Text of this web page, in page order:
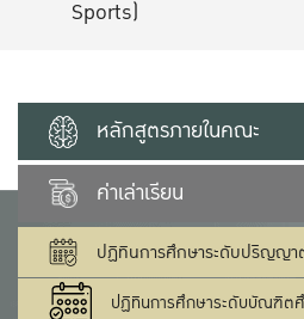
Sports)
หลักสูตรภายในคณะ
ค่าเล่าเรียน
ปฏิทินการศึกษาระดับปริญญา
ปฏิทินการศึกษาระดับบัณฑิต